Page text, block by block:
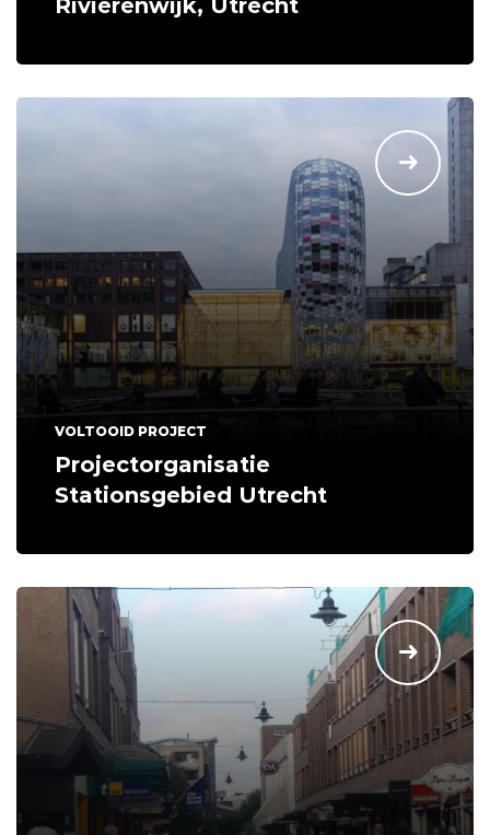
Rivierenwijk, Utrecht
VOLTOOID PROJECT
Projectorganisatie
Stationsgebied Utrecht